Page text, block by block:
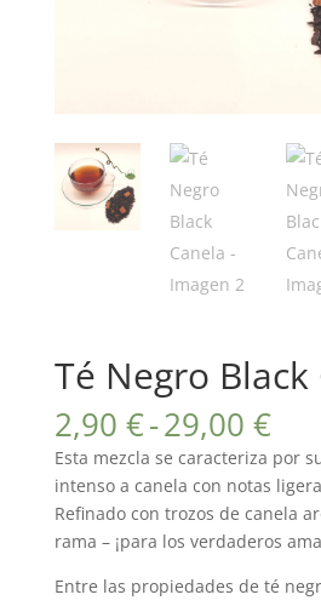
Té Negro Black
2,90 €-29,00 €
de
Esta mezcla se caracteriza por
intenso a canela con notas
Refinado con trozos de canela
rama – ¡para los verdaderos
Entre las propiedades de té